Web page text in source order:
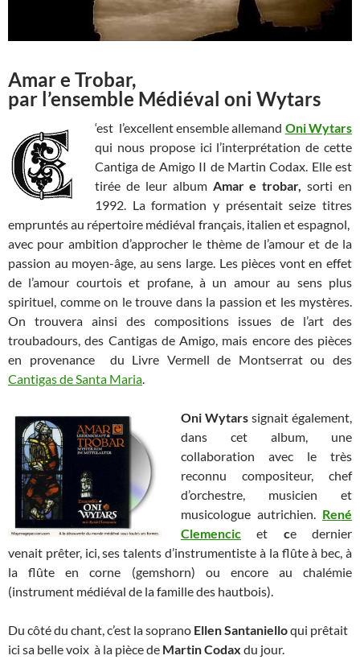
Amar e Trobar,
par l’ensemble Médiéval oni Wytars
‘est l’excellent ensemble allemand Oni Wytars
qui nous propose ici l’interprétation de cette
Cantiga de Amigo II de Martin Codax. Elle est
tirée de leur album Amar e trobar,sorti en
1992. La formation y présentait seize titres
empruntés au répertoire médiéval français, italien et espagnol,
avec pour ambition d’approcher le thème de l’amour et de la
passion au moyen-âge, au sens large. Les pièces vont en effet
de l’amour courtois et profane, à un amour au sens plus
spirituel, comme on le trouve dans la passion et les mystères.
On trouvera ainsi des compositions issues de l’art des
troubadours, des Cantigas de Amigo, mais encore des pièces
en provenance du Livre Vermell de Montserrat ou des
Cantigas de Santa Maria.
Oni Wytars signait également,
dans cet album, une
collaboration avec le très
reconnu compositeur, chef
d’orchestre, musicien et
musicologue autrichien. René
Clemencic
et ce dernier
venait prêter, ici, ses talents d’instrumentiste à la flûte à bec, à
la flûte en corne (gemshorn) ou encore au chalémie
(instrument médiéval de la famille des hautbois).
Du côté du chant, c’est la soprano Ellen Santanielloqui prêtait
ici sa belle voix à la pièce de Martin Codax du jour.